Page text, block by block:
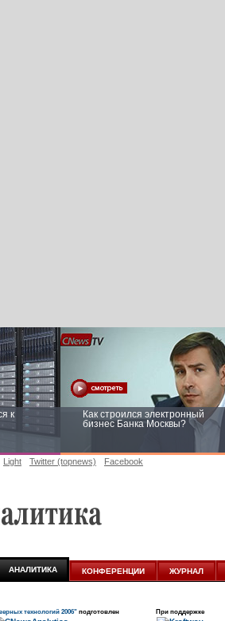
на
Intel и
соперники,
к
2006 г.
AMD, обвинившей
процессоров х86,
уже выплатила
На этот раз,
иска,
штраф.